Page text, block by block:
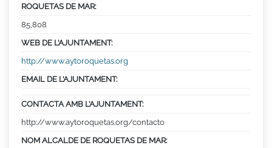
ROQUETAS DE MAR:
85,808
WEB DE L’AJUNTAMENT:
http://www.aytoroquetas.org
EMAIL DE L’AJUNTAMENT:
CONTACTA AMB L’AJUNTAMENT:
http://www.aytoroquetas.org/contacto
NOM ALCALDE DE ROQUETAS DE MAR: